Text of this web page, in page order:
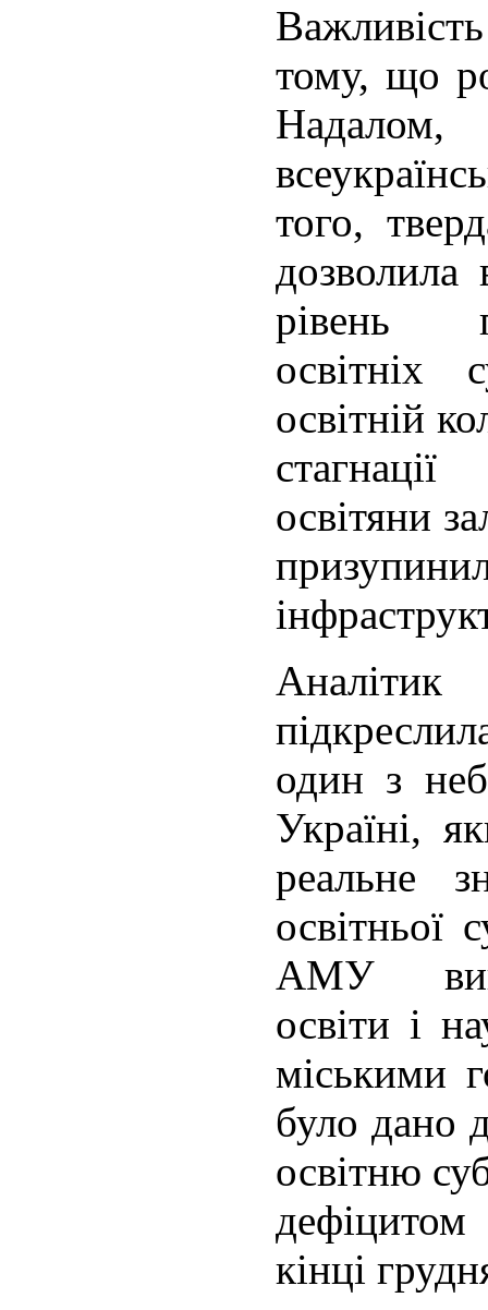
тому, що
Надалом,
того,
дозволила
рівень
освітніх
освітній
освітяни
один з
Україні,
реальне
освітньої
АМУ
освіти і
міськими
було дано
освітню
кінці